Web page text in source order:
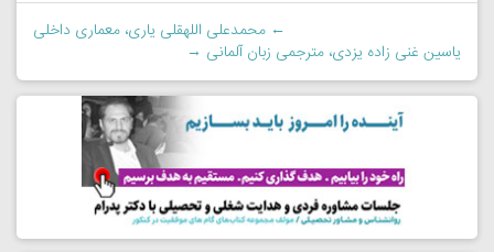
← محمدعلی اللهقلی یاری، معماری داخلی
یاسین غنی زاده یزدی،‌ مترجمی زبان آلمانی →